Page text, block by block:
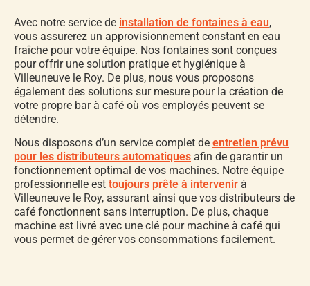
Avec notre service de installation de fontaines à eau,
vous assurerez un approvisionnement constant en eau
fraîche pour votre équipe. Nos fontaines sont conçues
pour offrir une solution pratique et hygiénique à
Villeuneuve le Roy. De plus, nous vous proposons
également des solutions sur mesure pour la création de
votre propre bar à café où vos employés peuvent se
détendre.
Nous disposons d’un service complet de entretien prévu
pour les distributeurs automatiques afin de garantir un
fonctionnement optimal de vos machines. Notre équipe
professionnelle est toujours prête à intervenir à
Villeuneuve le Roy, assurant ainsi que vos distributeurs de
café fonctionnent sans interruption. De plus, chaque
machine est livré avec une clé pour machine à café qui
vous permet de gérer vos consommations facilement.